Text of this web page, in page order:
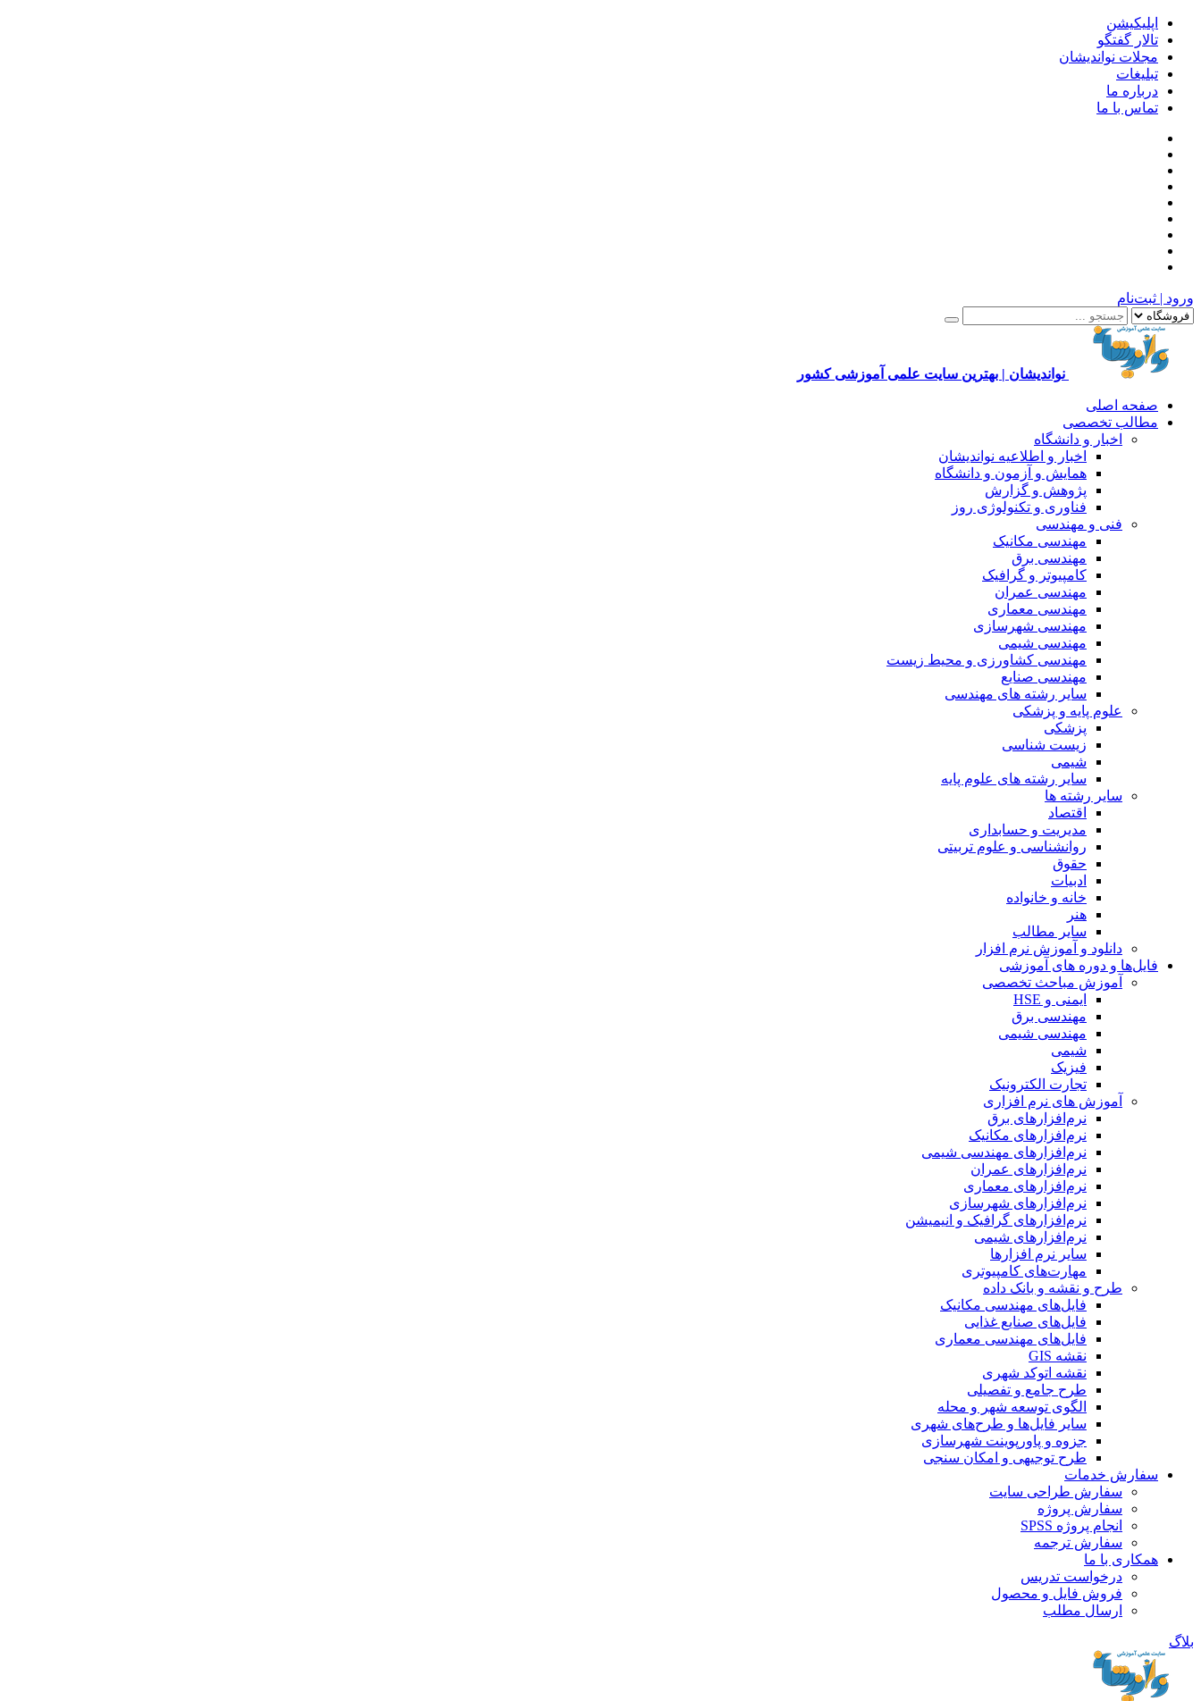
اپلیکیشن
تالار گفتگو
مجلات نواندیشان
تبلیغات
درباره ما
تماس با ما
ورود | ثبت‌نام
نواندیشان | بهترین سایت علمی آموزشی کشور
صفحه اصلی
مطالب تخصصی
اخبار و دانشگاه
اخبار و اطلاعیه نواندیشان
همایش و آزمون و دانشگاه
پژوهش و گزارش
فناوری و تکنولوژی روز
فنی و مهندسی
مهندسی مکانیک
مهندسی برق
کامپیوتر و گرافیک
مهندسی عمران
مهندسی معماری
مهندسی شهرسازی
مهندسی شیمی
مهندسی کشاورزی و محیط زیست
مهندسی صنایع
سایر رشته های مهندسی
علوم پایه و پزشکی
پزشکی
زیست شناسی
شیمی
سایر رشته های علوم پایه
سایر رشته ها
اقتصاد
مدیریت و حسابداری
روانشناسی و علوم تربیتی
حقوق
ادبیات
خانه و خانواده
هنر
سایر مطالب
دانلود و آموزش نرم افزار
فایل‌ها و دوره های آموزشی
آموزش مباحث تخصصی
ایمنی و HSE
مهندسی برق
مهندسی شیمی
شیمی
فیزیک
تجارت الکترونیک
آموزش های نرم افزاری
نرم‌افزارهای برق
نرم‌افزارهای مکانیک
نرم‌افزارهای مهندسی شیمی
نرم‌افزارهای عمران
نرم‌افزارهای معماری
نرم‌افزارهای شهرسازی
نرم‌افزارهای گرافیک و انیمیشن
نرم‌افزارهای شیمی
سایر نرم افزارها
مهارت‌های کامپیوتری
طرح و نقشه و بانک داده
فایل‌های مهندسی مکانیک
فایل‌های صنایع غذایی
فایل‌های مهندسی معماری
نقشه GIS
نقشه اتوکد شهری
طرح جامع و تفصیلی
الگوی توسعه شهر و محله
سایر فایل‌ها و طرح‌های شهری
جزوه و پاورپوینت شهرسازی
طرح توجیهی و امکان سنجی
سفارش خدمات
سفارش طراحی سایت
سفارش پروژه
انجام پروژه SPSS
سفارش ترجمه
همکاری با ما
درخواست تدریس
فروش فایل و محصول
ارسال مطلب
بلاگ